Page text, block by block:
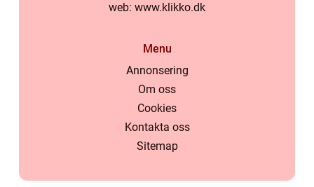
web: www.klikko.dk
Menu
Annonsering
Om oss
Cookies
Kontakta oss
Sitemap